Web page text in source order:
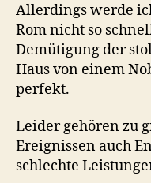
Allerdings werde
Rom nicht so
Demütigung der
Haus von einem
perfekt.
Leider gehören zu
Ereignissen auch
schlechte